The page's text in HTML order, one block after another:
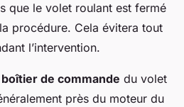
que le volet roulant est fermé
procédure. Cela évitera tout
l’intervention.
boîtier de commande du volet
près du moteur du